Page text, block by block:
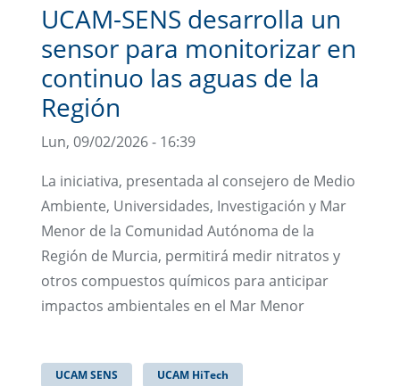
UCAM-SENS desarrolla un
sensor para monitorizar en
continuo las aguas de la
Región
Lun, 09/02/2026 - 16:39
La iniciativa, presentada al consejero de Medio
Ambiente, Universidades, Investigación y Mar
Menor de la Comunidad Autónoma de la
Región de Murcia, permitirá medir nitratos y
otros compuestos químicos para anticipar
impactos ambientales en el Mar Menor
UCAM SENS UCAM HiTech